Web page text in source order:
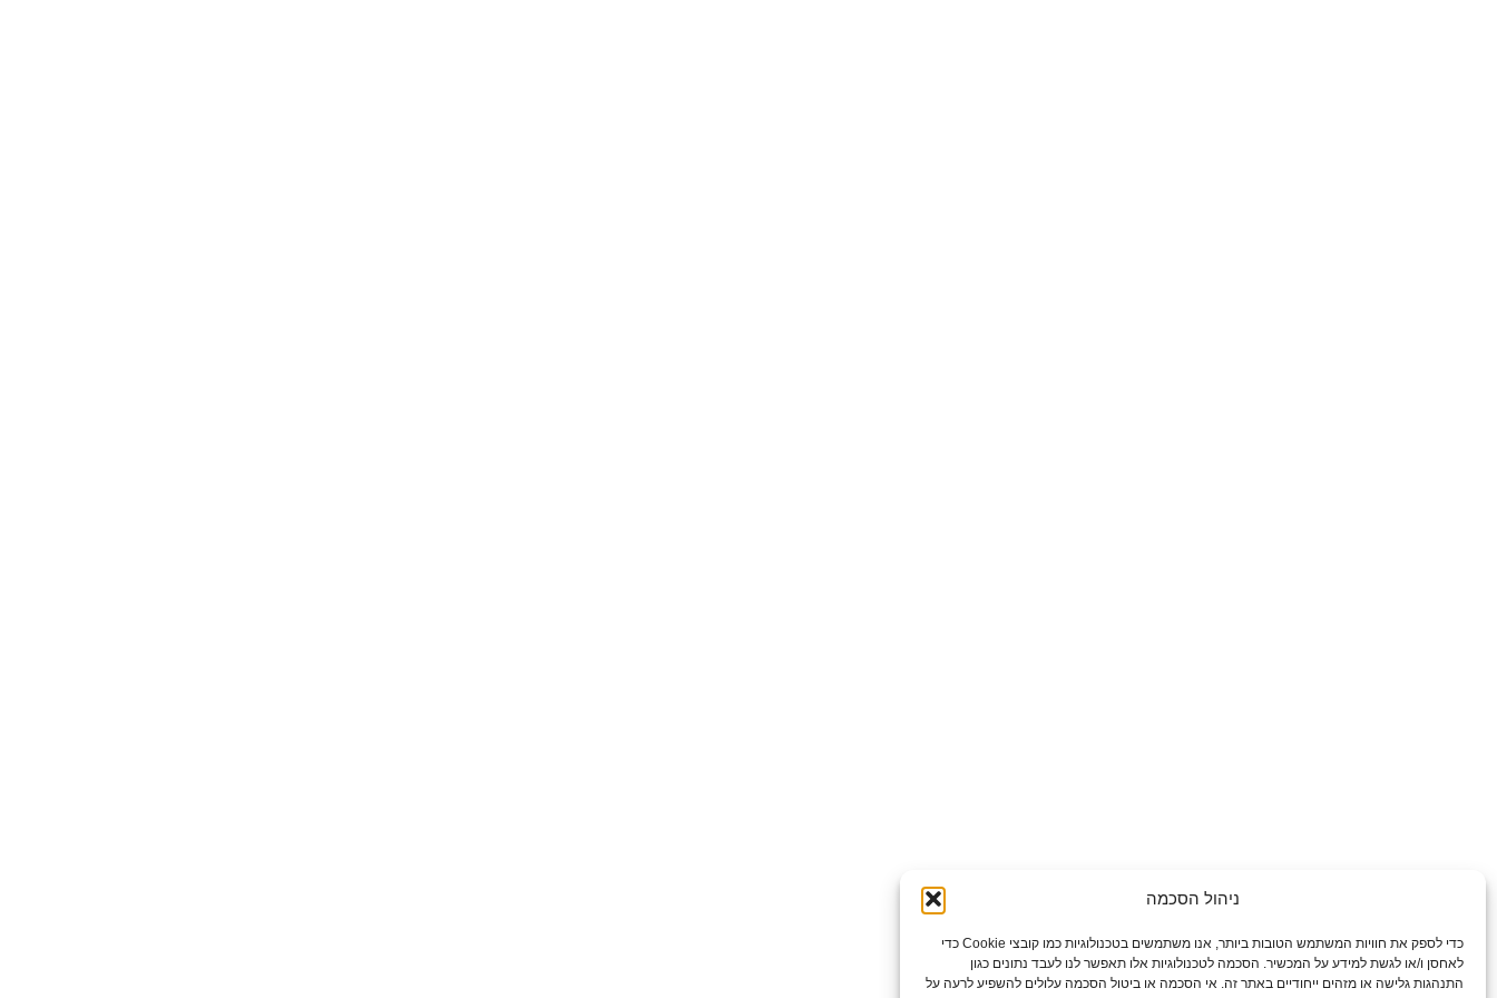
ניהול הסכמה
כדי לספק את חוויות המשתמש הטובות ביותר, אנו משתמשים בטכנולוגיות כמו קובצי Cookie כדי
לאחסן ו/או לגשת למידע על המכשיר. הסכמה לטכנולוגיות אלו תאפשר לנו לעבד נתונים כגון
התנהגות גלישה או מזהים ייחודיים באתר זה. אי הסכמה או ביטול הסכמה עלולים להשפיע לרעה על